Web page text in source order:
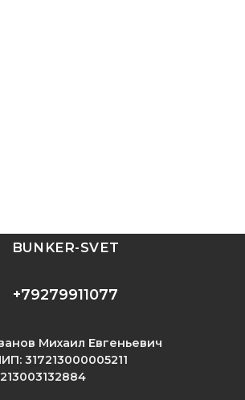
+79279911077
BUNKER-SVET
Михаил Евгеньевич
317213000005211